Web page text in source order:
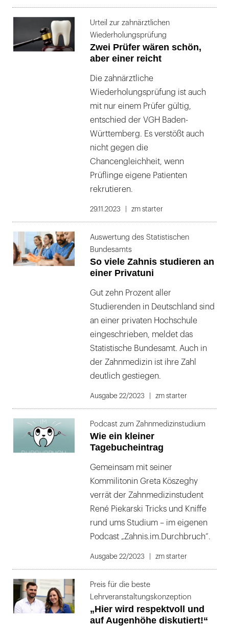
Urteil zur zahnärztlichen
Wiederholungsprüfung
Zwei Prüfer wären schön,
aber einer reicht
Die zahnärztliche
Wiederholungsprüfung ist auch
mit nur einem Prüfer gültig,
entschied der VGH Baden-
Württemberg. Es verstößt auch
nicht gegen die
Chancengleichheit, wenn
Prüflinge eigene Patienten
rekrutieren.
29.11.2023 zm starter
Auswertung des Statistischen
Bundesamts
So viele Zahnis studieren an
einer Privatuni
Gut zehn Prozent aller
Studierenden in Deutschland sind
an einer privaten Hochschule
eingeschrieben, meldet das
Statistische Bundesamt. Auch in
der Zahnmedizin ist ihre Zahl
deutlich gestiegen.
Ausgabe 22/2023 zm starter
Podcast zum Zahnmedizinstudium
Wie ein kleiner
Tagebucheintrag
Gemeinsam mit seiner
Kommilitonin Greta Köszeghy
verrät der Zahnmedizinstudent
René Piekarski Tricks und Kniffe
rund ums Studium – im eigenen
Podcast „Zahnis.im.Durchbruch“.
Ausgabe 22/2023 zm starter
Preis für die beste
Lehrveranstaltungskonzeption
„Hier wird respektvoll und
auf Augenhöhe diskutiert!“